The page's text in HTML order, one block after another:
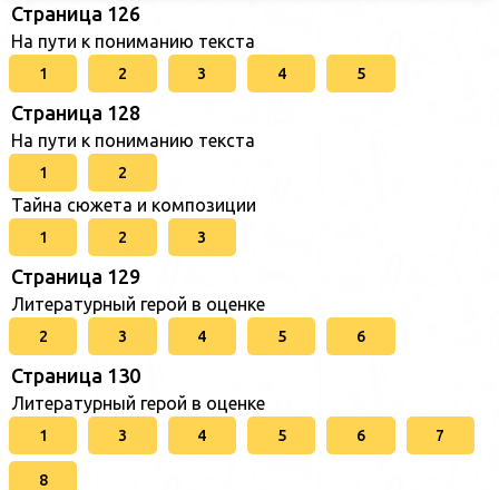
Страница 126
На пути к пониманию текста
1 2 3 4 5
Страница 128
На пути к пониманию текста
1 2
Тайна сюжета и композиции
1 2 3
Страница 129
Литературный герой в оценке
2 3 4 5 6
Страница 130
Литературный герой в оценке
1 3 4 5 6 7
8